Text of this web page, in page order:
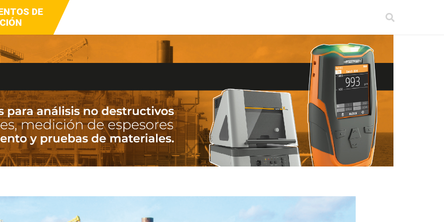
VIDEODE